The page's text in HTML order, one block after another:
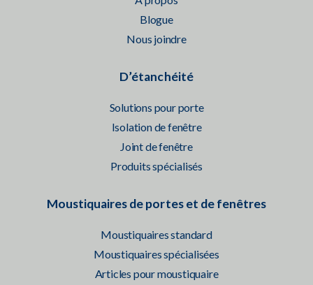
Blogue
Nous joindre
D’étanchéité
Solutions pour porte
Isolation de fenêtre
Joint de fenêtre
Produits spécialisés
Moustiquaires de portes et de fenêtres
Moustiquaires standard
Moustiquaires spécialisées
Articles pour moustiquaire